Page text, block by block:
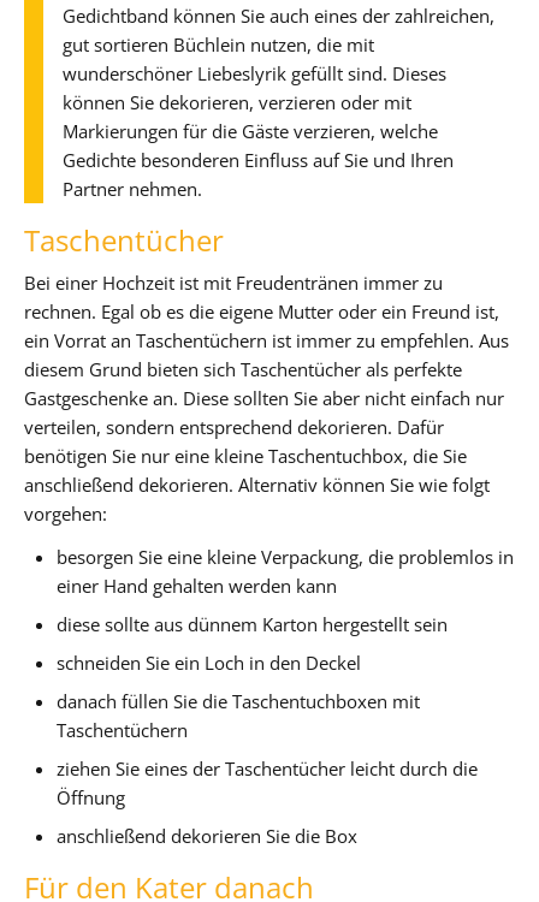
Gedichtband können Sie auch eines der zahlreichen,
gut sortieren Büchlein nutzen, die mit
wunderschöner Liebeslyrik gefüllt sind. Dieses
können Sie dekorieren, verzieren oder mit
Markierungen für die Gäste verzieren, welche
Gedichte besonderen Einfluss auf Sie und Ihren
Partner nehmen.
Taschentücher
Bei einer Hochzeit ist mit Freudentränen immer zu
rechnen. Egal ob es die eigene Mutter oder ein Freund ist,
ein Vorrat an Taschentüchern ist immer zu empfehlen. Aus
diesem Grund bieten sich Taschentücher als perfekte
Gastgeschenke an. Diese sollten Sie aber nicht einfach nur
verteilen, sondern entsprechend dekorieren. Dafür
benötigen Sie nur eine kleine Taschentuchbox, die Sie
anschließend dekorieren. Alternativ können Sie wie folgt
vorgehen:
besorgen Sie eine kleine Verpackung, die problemlos in
einer Hand gehalten werden kann
diese sollte aus dünnem Karton hergestellt sein
schneiden Sie ein Loch in den Deckel
danach füllen Sie die Taschentuchboxen mit
Taschentüchern
ziehen Sie eines der Taschentücher leicht durch die
Öffnung
anschließend dekorieren Sie die Box
Für den Kater danach